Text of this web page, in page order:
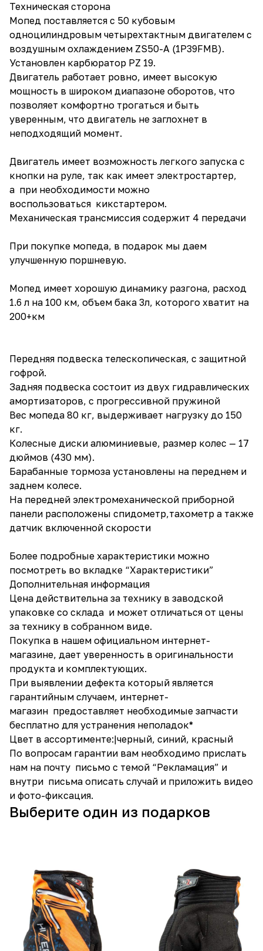
Техническая сторона
Мопед поставляется с 50 кубовым
одноцилиндровым четырехтактным двигателем с
воздушным охлаждением ZS50-A (1P39FMB).
Установлен карбюратор PZ 19.
Двигатель работает ровно, имеет высокую
мощность в широком диапазоне оборотов, что
позволяет комфортно трогаться и быть
уверенным, что двигатель не заглохнет в
неподходящий момент.
Двигатель имеет возможность легкого запуска с
кнопки на руле, так как имеет электростартер,
а при необходимости можно
воспользоваться кикстартером.
Механическая трансмиссия содержит 4 передачи
При покупке мопеда, в подарок мы даем
улучшенную поршневую.
Мопед имеет хорошую динамику разгона, расход
1.6 л на 100 км, объем бака 3л, которого хватит на
200+км
Передняя подвеска телескопическая, с защитной
гофрой.
Задняя подвеска состоит из двух гидравлических
амортизаторов, с прогрессивной пружиной
Вес мопеда 80 кг, выдерживает нагрузку до 150
кг.
Колесные диски алюминиевые, размер колес — 17
дюймов (430 мм).
Барабанные тормоза установлены на переднем и
заднем колесе.
На передней электромеханической приборной
панели расположены спидометр,тахометр а также
датчик включенной скорости
Более подробные характеристики можно
посмотреть во вкладке “Характеристики”
Дополнительная информация
Цена действительна за технику в заводской
упаковке со склада и может отличаться от цены
за технику в собранном виде.
Покупка в нашем официальном интернет-
магазине, дает уверенность в оригинальности
продукта и комплектующих.
При выявлении дефекта который является
гарантийным случаем, интернет-
магазин предоставляет необходимые запчасти
бесплатно для устранения неполадок*
Цвет в ассортименте:|черный, синий, красный
По вопросам гарантии вам необходимо прислать
нам на почту письмо с темой “Рекламация” и
внутри письма описать случай и приложить видео
и фото-фиксация.
Выберите один из подарков